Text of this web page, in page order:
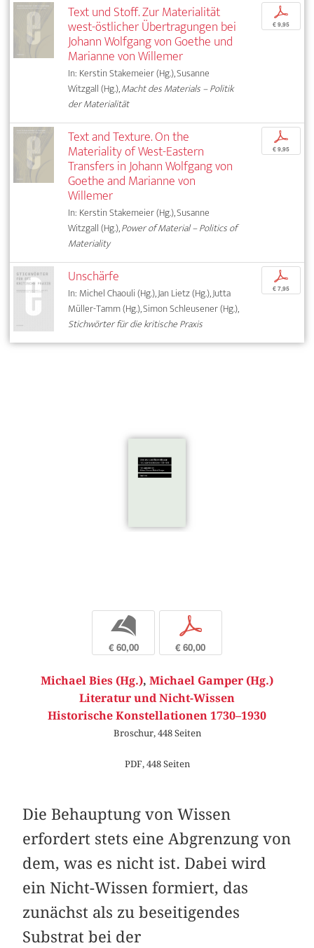
Text und Stoff. Zur Materialität
west-östlicher Übertragungen bei
Johann Wolfgang von Goethe und
Marianne von Willemer
In: Kerstin Stakemeier (Hg.), Susanne
Witzgall (Hg.),Macht des Materials – Politik
der Materialität
p
€ 9,95
Text and Texture. On the
Materiality of West-Eastern
Transfers in Johann Wolfgang von
Goethe and Marianne von
Willemer
In: Kerstin Stakemeier (Hg.), Susanne
Witzgall (Hg.),Power of Material – Politics of
Materiality
p
€ 9,95
Unschärfe
In: Michel Chaouli (Hg.), Jan Lietz (Hg.), Jutta
Müller-Tamm (Hg.), Simon Schleusener (Hg.),
Stichwörter für die kritische Praxis
p
€ 7,95
b
€ 60,00
p
€ 60,00
Michael Bies (Hg.), Michael Gamper (Hg.)
Literatur und Nicht-Wissen
Historische Konstellationen 1730–1930
Broschur, 448 Seiten
PDF, 448 Seiten
Die Behauptung von Wissen
erfordert stets eine Abgrenzung von
dem, was es nicht ist. Dabei wird
ein Nicht-Wissen formiert, das
zunächst als zu beseitigendes
Substrat bei der